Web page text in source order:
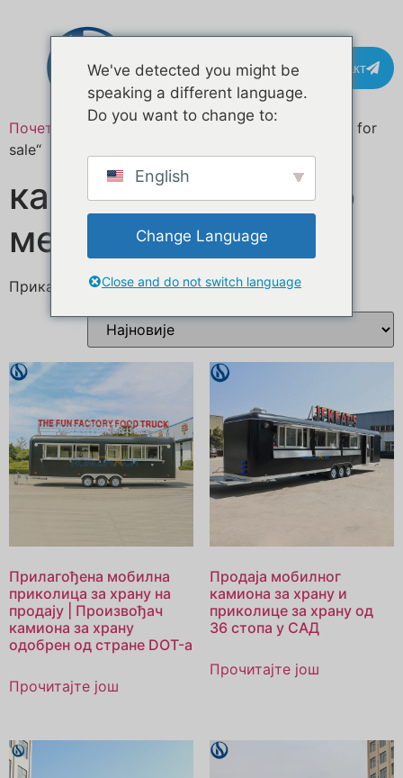
Контакт
Почетна
/ Производ oзначен „custom food truck for
sale“
камион за храну по
мери на продају
Приказано је свих 15 резултата
Прилагођена мобилна
приколица за храну на
продају | Произвођач
камиона за храну
одобрен од стране DOT-а
Прочитајте још
Продаја мобилног
камиона за храну и
приколице за храну од
36 стопа у САД
Прочитајте још
We've detected you might be
speaking a different language.
Do you want to change to:
English
Change Language
Close and do not switch language